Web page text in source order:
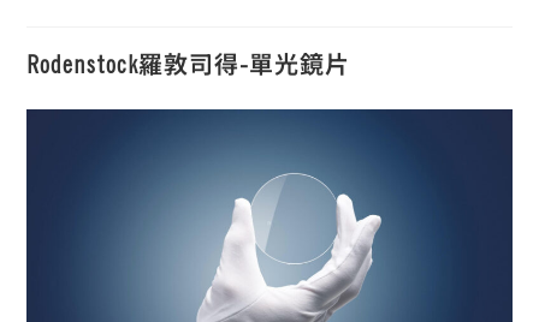
Rodenstock羅敦司得-單光鏡片